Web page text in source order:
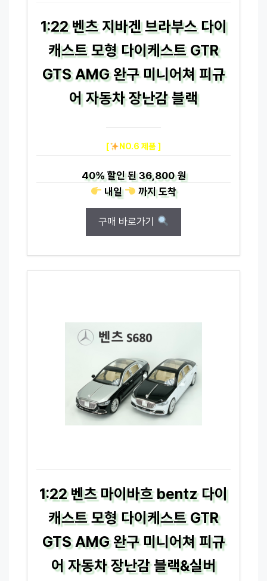
1:22 벤츠 지바겐 브라부스 다이
캐스트 모형 다이케스트 GTR
GTS AMG 완구 미니어쳐 피규
어 자동차 장난감 블랙
[ NO.6 제품 ]
40%할인 된36,800 원
내일
까지도착
구매 바로가기
1:22 벤츠 마이바흐 bentz 다이
캐스트 모형 다이케스트 GTR
GTS AMG 완구 미니어쳐 피규
어 자동차 장난감 블랙&실버